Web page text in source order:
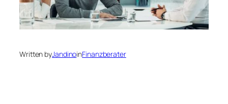
Written byJandinoinFinanzberater